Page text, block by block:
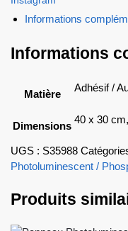
Informations
Informations
Matière
Adhésif /
Dimensions
40 x 30
UGS : S35988
Photoluminescent /
Produits